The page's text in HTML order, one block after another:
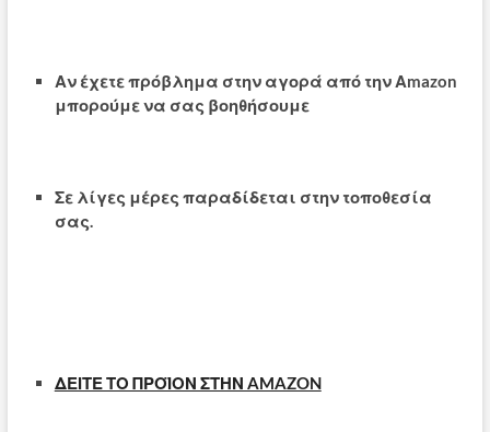
Αν έχετε πρόβλημα στην αγορά από την Αmazon
μπορούμε να σας βοηθήσουμε
Σε λίγες μέρες παραδίδεται στην τοποθεσία
σας.
ΔΕΙΤΕ ΤΟ ΠΡΟΪΟΝ ΣΤΗΝ AMAZON